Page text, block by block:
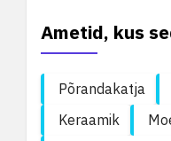
Ametid, kus
Põrandakatja
Keraamik